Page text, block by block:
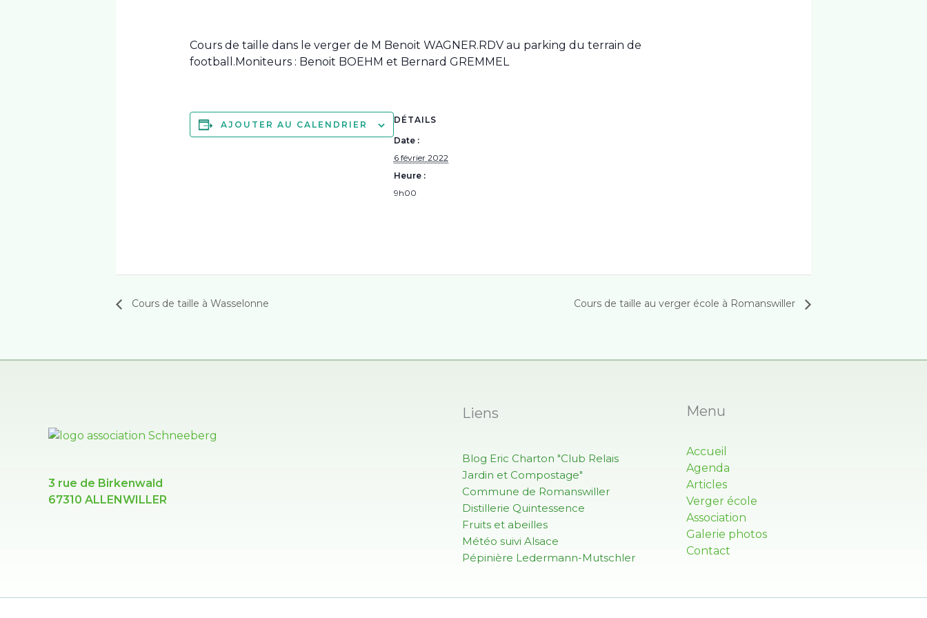
Cours de taille dans le verger de M Benoit WAGNER.RDV au parking du terrain de
football.Moniteurs : Benoit BOEHM et Bernard GREMMEL
AJOUTER AU CALENDRIER
DÉTAILS
Date :
6 février 2022
Heure :
9h00
Cours de taille à Wasselonne Cours de taille au verger école à Romanswiller
3 rue de Birkenwald
67310 ALLENWILLER
Liens
Blog Eric Charton "Club Relais
Jardin et Compostage"
Commune de Romanswiller
Distillerie Quintessence
Fruits et abeilles
Météo suivi Alsace
Pépinière Ledermann-Mutschler
Menu
Accueil
Agenda
Articles
Verger école
Association
Galerie photos
Contact